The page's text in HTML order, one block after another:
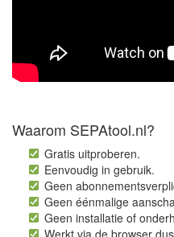
Waarom SEPAtool.nl?
Gratis uitproberen.
Eenvoudig in gebruik.
Geen
Geen éénmalige
Geen installatie of